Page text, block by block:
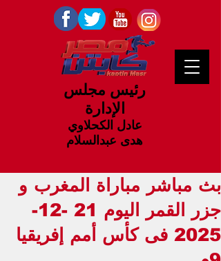
رئيس مجلس
الإدارة
عادل الكحلاوي
هدى عبدالسلام
بث مباشر مباراة المغرب و
جزر القمر اليوم 21 -12-
2025 فى كأس أمم إفريقيا